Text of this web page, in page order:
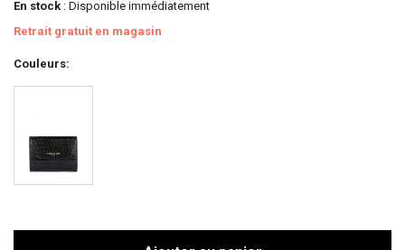
En stock : Disponible immédiatement
Retrait gratuit en magasin
Couleurs